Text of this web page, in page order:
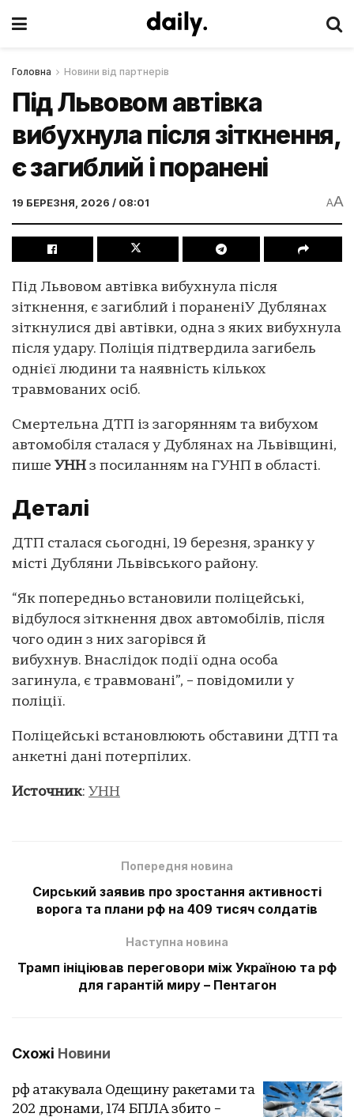
Головна Новини від партнерів
Під Львовом автівка
вибухнула після зіткнення,
є загиблий і поранені
19 БЕРЕЗНЯ, 2026 / 08:01 AA
Під Львовом автівка вибухнула після
зіткнення, є загиблий і пораненіУ Дублянах
зіткнулися дві автівки, одна з яких вибухнула
після удару. Поліція підтвердила загибель
однієї людини та наявність кількох
травмованих осіб.
Смертельна ДТП із загорянням та вибухом
автомобіля сталася у Дублянах на Львівщині,
пише УНН з посиланням на ГУНП в області.
Деталі
ДТП сталася сьогодні, 19 березня, зранку у
місті Дубляни Львівського району.
“Як попередньо встановили поліцейські,
відбулося зіткнення двох автомобілів, після
чого один з них загорівся й
вибухнув. Внаслідок події одна особа
загинула, є травмовані”, – повідомили у
поліції.
Поліцейські встановлюють обставини ДТП та
анкетні дані потерпілих.
Источник: УНН
Попередня новина
Сирський заявив про зростання активності
ворога та плани рф на 409 тисяч солдатів
Наступна новина
Трамп ініціював переговори між Україною та рф
для гарантій миру – Пентагон
Схожі Новини
рф атакувала Одещину ракетами та
202 дронами, 174 БПЛА збито –